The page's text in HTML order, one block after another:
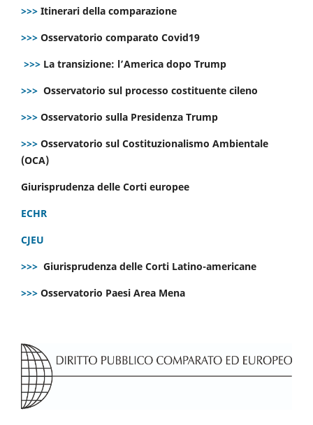
>>> Itinerari della comparazione
>>> Osservatorio comparato Covid19
>>> La transizione: l’America dopo Trump
>>> Osservatorio sul processo costituente cileno
>>> Osservatorio sulla Presidenza Trump
>>> Osservatorio sul Costituzionalismo Ambientale
(OCA)
Giurisprudenza delle Corti europee
ECHR
CJEU
>>> Giurisprudenza delle Corti Latino-americane
>>> Osservatorio Paesi Area Mena